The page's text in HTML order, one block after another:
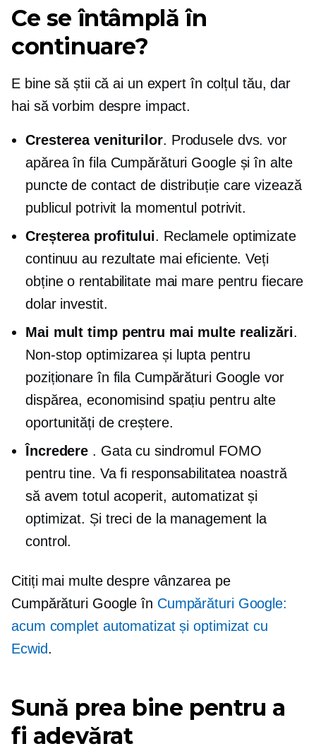
Ce se întâmplă în
continuare?
E bine să știi că ai un expert în colțul tău, dar
hai să vorbim despre impact.
Cresterea veniturilor. Produsele dvs. vor
apărea în fila Cumpărături Google și în alte
puncte de contact de distribuție care vizează
publicul potrivit la momentul potrivit.
Creșterea profitului. Reclamele optimizate
continuu au rezultate mai eficiente. Veți
obține o rentabilitate mai mare pentru fiecare
dolar investit.
Mai mult timp pentru mai multe realizări.
Non-stop optimizarea și lupta pentru
poziționare în fila Cumpărături Google vor
dispărea, economisind spațiu pentru alte
oportunități de creștere.
Încredere . Gata cu sindromul FOMO
pentru tine. Va fi responsabilitatea noastră
să avem totul acoperit, automatizat și
optimizat. Și treci de la management la
control.
Citiți mai multe despre vânzarea pe
Cumpărături Google în Cumpărături Google:
acum complet automatizat și optimizat cu
Ecwid.
Sună prea bine pentru a
fi adevărat